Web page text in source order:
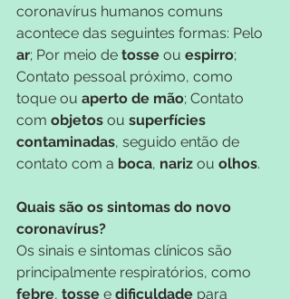
coronavírus humanos comuns
acontece das seguintes formas: Pelo
ar; Por meio de tosse ou espirro;
Contato pessoal próximo, como
toque ou aperto de mão; Contato
com objetos ou superfícies
contaminadas, seguido então de
contato com a boca, nariz ou olhos.
Quais são os sintomas do novo
coronavírus?
Os sinais e sintomas clínicos são
principalmente respiratórios, como
febre, tosse e dificuldade para